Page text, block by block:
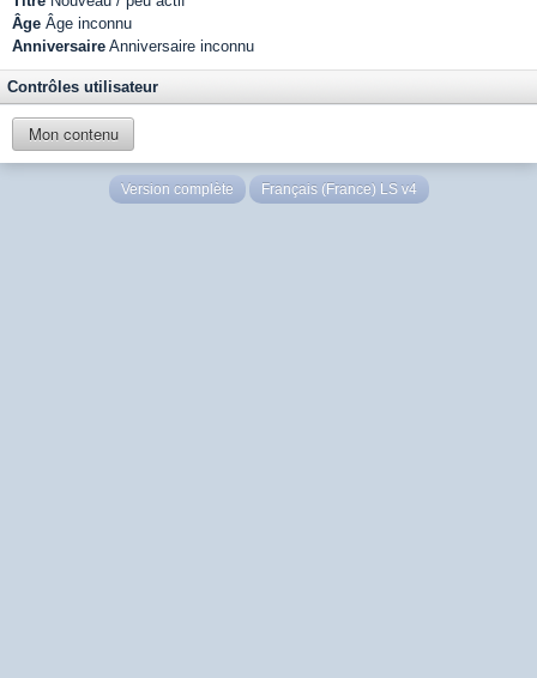
Âge Âge inconnu
Anniversaire Anniversaire inconnu
Contrôles utilisateur
Mon contenu
Version complète Français (France) LS v4